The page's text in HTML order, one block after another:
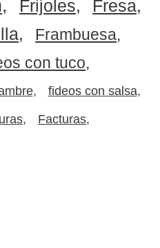
Frijoles
Fresa
Frambuesa
con tuco
fideos con salsa
Facturas